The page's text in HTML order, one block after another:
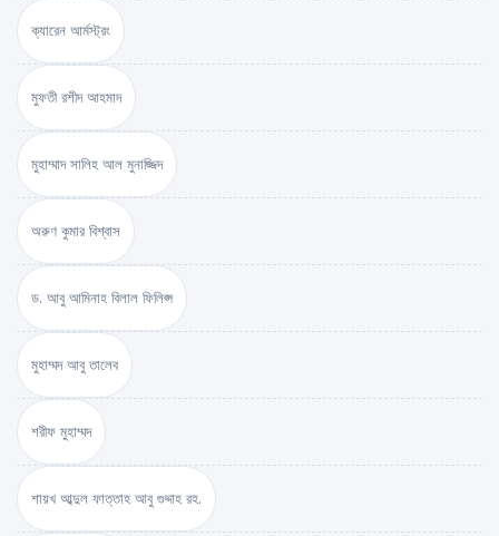
ক্যারেন আর্মস্ট্রং
মুফতী রশীদ আহমাদ
মুহাম্মাদ সালিহ আল মুনাজ্জিদ
অরুণ কুমার বিশ্বাস
ড. আবু আমিনাহ বিলাল ফিলিপ্স
মুহাম্মদ আবু তালেব
শরীফ মুহাম্মদ
শায়খ আব্দুল ফাত্তাহ আবু গুদ্দাহ রহ.